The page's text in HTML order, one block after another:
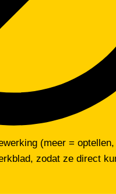
(meer =
zodat ze direct